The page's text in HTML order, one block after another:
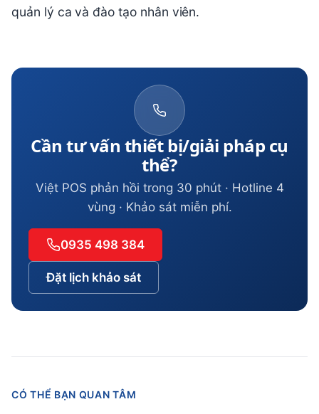
quản lý ca và đào tạo nhân viên.
Cần tư vấn thiết bị/giải pháp cụ
thể?
Việt POS phản hồi trong 30 phút · Hotline 4
vùng · Khảo sát miễn phí.
0935 498 384
Đặt lịch khảo sát
CÓ THỂ BẠN QUAN TÂM